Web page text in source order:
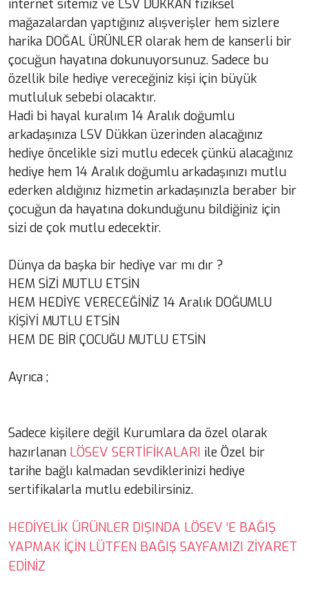
internet sitemiz ve LSV DÜKKAN fiziksel
mağazalardan yaptığınız alışverişler hem sizlere
harika DOĞAL ÜRÜNLER olarak hem de kanserli bir
çocuğun hayatına dokunuyorsunuz. Sadece bu
özellik bile hediye vereceğiniz kişi için büyük
mutluluk sebebi olacaktır.
Hadi bi hayal kuralım 14 Aralık doğumlu
arkadaşınıza LSV Dükkan üzerinden alacağınız
hediye öncelikle sizi mutlu edecek çünkü alacağınız
hediye hem 14 Aralık doğumlu arkadaşınızı mutlu
ederken aldığınız hizmetin arkadaşınızla beraber bir
çocuğun da hayatına dokunduğunu bildiğiniz için
sizi de çok mutlu edecektir.
Dünya da başka bir hediye var mı dır ?
HEM SİZİ MUTLU ETSİN
HEM HEDİYE VERECEĞİNİZ 14 Aralık DOĞUMLU
KİŞİYİ MUTLU ETSİN
HEM DE BİR ÇOCUĞU MUTLU ETSİN
Ayrıca ;
Sadece kişilere değil Kurumlara da özel olarak
hazırlanan LÖSEV SERTİFİKALARI ile Özel bir
tarihe bağlı kalmadan sevdiklerinizi hediye
sertifikalarla mutlu edebilirsiniz.
HEDİYELİK ÜRÜNLER DIŞINDA LÖSEV ‘E BAĞIŞ
YAPMAK İÇİN LÜTFEN BAĞIŞ SAYFAMIZI ZİYARET
EDİNİZ